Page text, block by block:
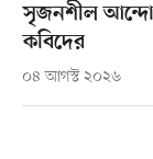
সৃজনশীল
কবিদের
০৪ আগস্ট ২০২৬